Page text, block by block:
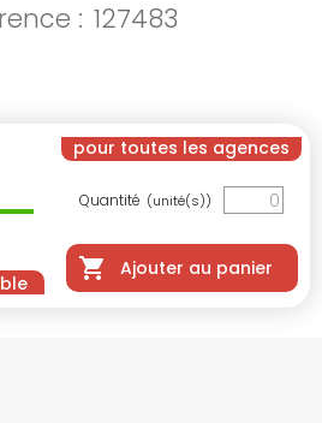
: 127483
pour toutes les agences
Quantité (unité(s))
Ajouter au panier